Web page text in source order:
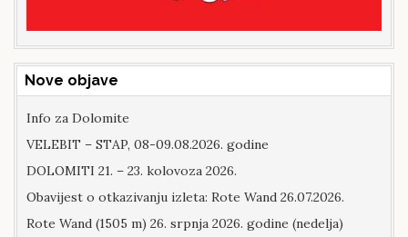
Nove objave
Info za Dolomite
VELEBIT – STAP, 08-09.08.2026. godine
DOLOMITI 21. – 23. kolovoza 2026.
Obavijest o otkazivanju izleta: Rote Wand 26.07.2026.
Rote Wand (1505 m) 26. srpnja 2026. godine (nedelja)